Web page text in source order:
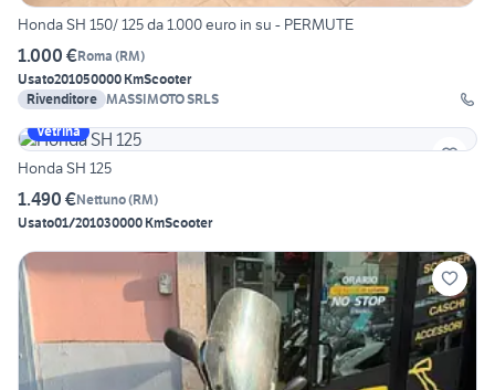
Honda SH 150/ 125 da 1.000 euro in su - PERMUTE
1.000 €Roma (RM)
Usato201050000 KmScooter
Rivenditore MASSIMOTO SRLS
Vetrina
Honda SH 125
1.490 €Nettuno(RM)
Usato01/201030000 KmScooter